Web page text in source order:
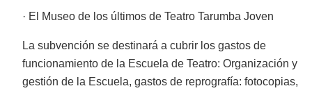
· El Museo de los últimos de Teatro Tarumba Joven
La subvención se destinará a cubrir los gastos de
funcionamiento de la Escuela de Teatro: Organización y
gestión de la Escuela, gastos de reprografía: fotocopias,